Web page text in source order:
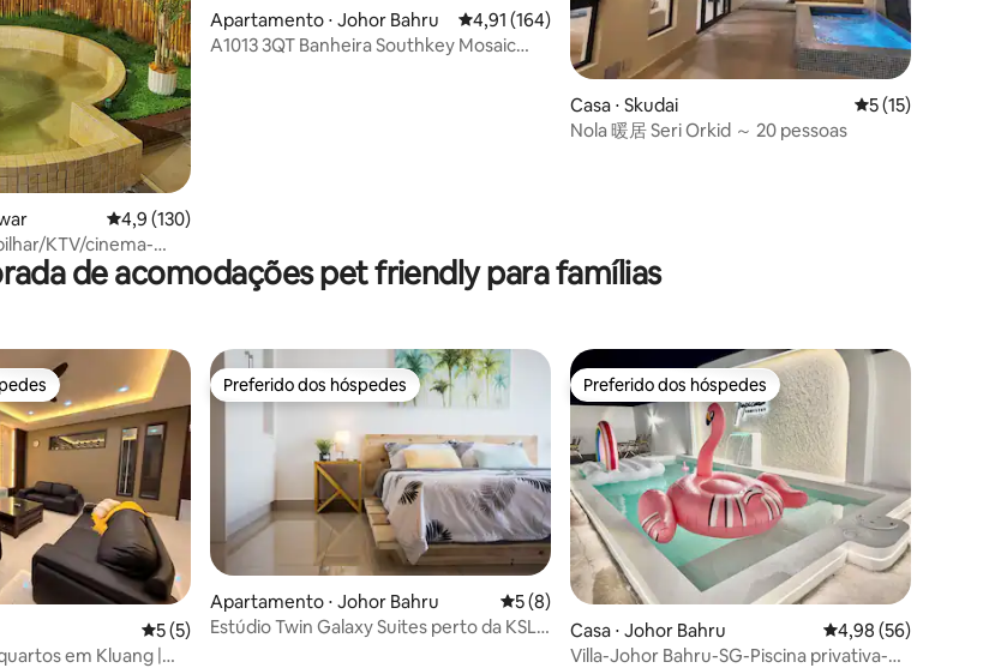
4,9 de uma avaliação média de 5, 130 avaliações
4,9 (130)
KTV/cinema-
Mahjong
Apartamento ⋅ Johor Bahru 4,91 de uma avaliação média de 5, 164 avaliações
4,91 (164)
A1013 3QT Banheira Southkey Mosaic
Casa ⋅ Skudai 5 de uma
5 (15)
Nola 暖居 Seri Orkid ～ 20 pessoas
de acomodações pet friendly para famílias
108 avaliações 5 de uma avaliação média de 5, 5 avaliações
5 (5)
em Kluang |
Preferido dos hóspedes
Preferido dos hóspedes
Apartamento ⋅ Johor Bahru 5 de uma avaliação média de 5, 8 avaliações
5 (8)
Estúdio Twin Galaxy Suites perto da KSL
Preferido dos hóspedes
Preferido dos hóspedes
Casa ⋅ Johor Bahru 4,98 de uma
4,98 (56)
Villa-Johor Bahru-SG-Piscina privativa-